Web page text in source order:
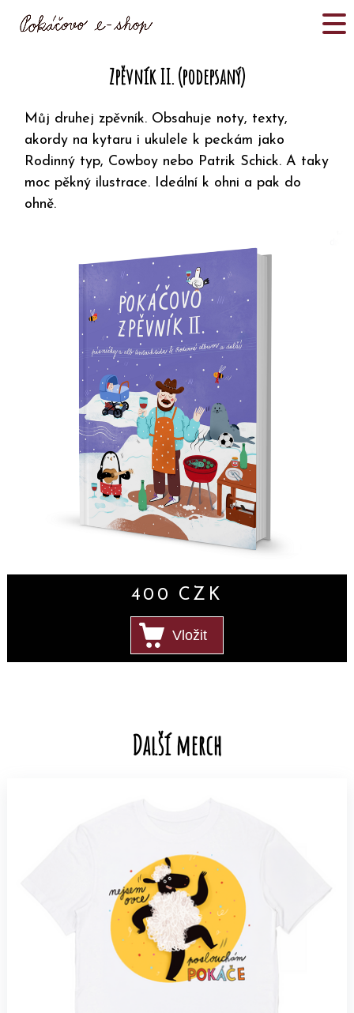
Zpěvník II. (podepsaný)
Můj druhej zpěvník. Obsahuje noty, texty,
akordy na kytaru i ukulele k peckám jako
Rodinný typ, Cowboy nebo Patrik Schick. A taky
moc pěkný ilustrace. Ideální k ohni a pak do
ohně.
400 CZK
Další merch